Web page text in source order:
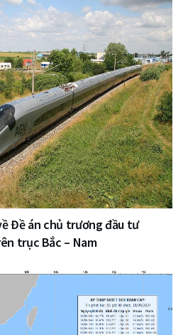
Đề án chủ trương đầu tư
trục Bắc – Nam